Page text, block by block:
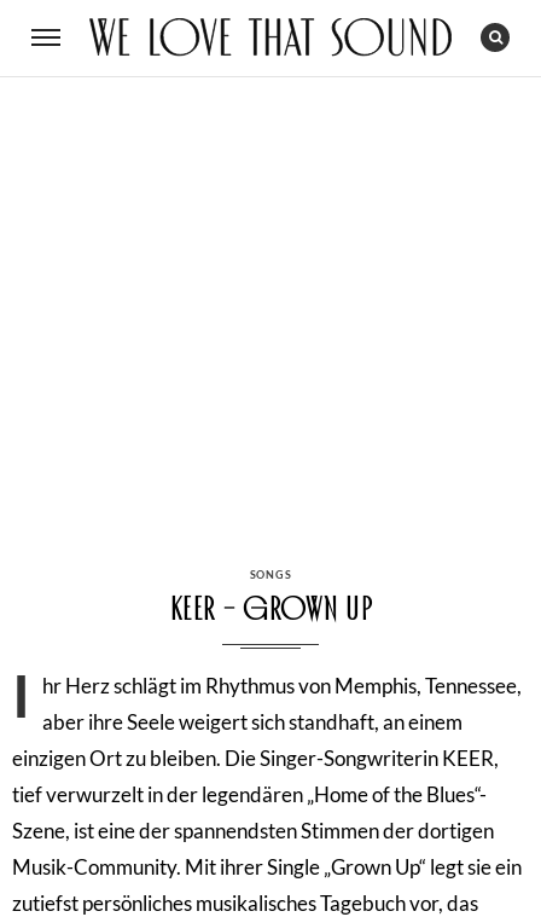
CATEGORIES
SONGS
KEER – Grown Up
I
hr Herz schlägt im Rhythmus von Memphis, Tennessee,
aber ihre Seele weigert sich standhaft, an einem
einzigen Ort zu bleiben. Die Singer-Songwriterin KEER,
tief verwurzelt in der legendären „Home of the Blues“-
Szene, ist eine der spannendsten Stimmen der dortigen
Musik-Community. Mit ihrer Single „Grown Up“ legt sie ein
zutiefst persönliches musikalisches Tagebuch vor, das